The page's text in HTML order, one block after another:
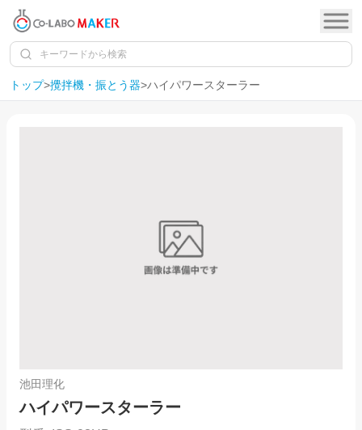
トップ>攪拌機・振とう器>ハイパワースターラー
池田理化
ハイパワースターラー